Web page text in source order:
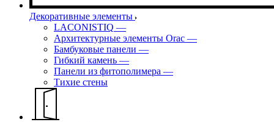
Декоративные элементы
LACONISTIQ —
Архитектурные элементы Orac —
Бамбуковые панели —
Гибкий камень —
Панели из фитополимера —
Тихие стены